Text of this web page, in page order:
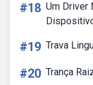
#18 Um Driver
#19 Trava
#20 Trança